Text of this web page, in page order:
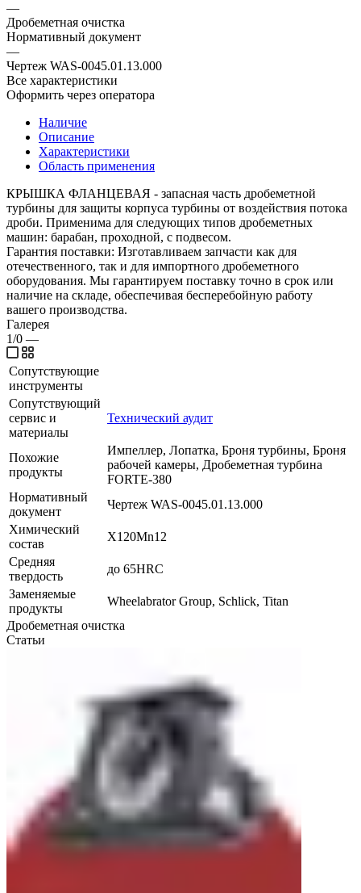
—
Дробеметная очистка
Нормативный документ
—
Чертеж WAS-0045.01.13.000
Все характеристики
Оформить через оператора
Наличие
Описание
Характеристики
Область применения
КРЫШКА ФЛАНЦЕВАЯ - запасная часть дробеметной
турбины для защиты корпуса турбины от воздействия потока
дроби. Применима для следующих типов дробеметных
машин: барабан, проходной, с подвесом.
Гарантия поставки: Изготавливаем запчасти как для
отечественного, так и для импортного дробеметного
оборудования. Мы гарантируем поставку точно в срок или
наличие на складе, обеспечивая бесперебойную работу
вашего производства.
Галерея
1/0 —
Сопутствующие
инструменты
Сопутствующий
сервис и
материалы
Технический аудит
Похожие
продукты
Импеллер, Лопатка, Броня турбины, Броня
рабочей камеры, Дробеметная турбина
FORTE-380
Нормативный
документ
Чертеж WAS-0045.01.13.000
Химический
состав
Х120Mn12
Средняя
твердость
до 65HRC
Заменяемые
продукты
Wheelabrator Group, Schlick, Titan
Дробеметная очистка
Статьи